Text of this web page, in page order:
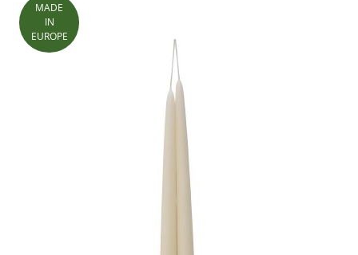
MADE
IN
EUROPE